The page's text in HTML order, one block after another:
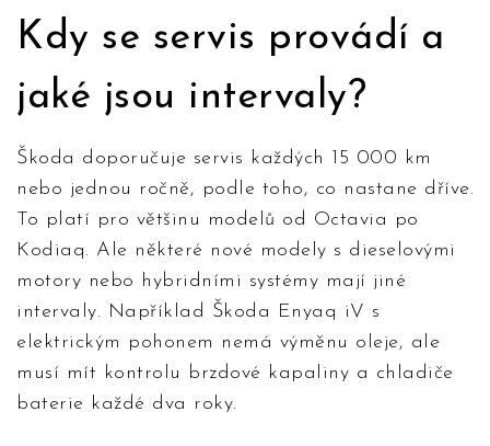
Kdy se servis provádí a
jaké jsou intervaly?
Škoda doporučuje servis každých 15 000 km
nebo jednou ročně, podle toho, co nastane dříve.
To platí pro většinu modelů od Octavia po
Kodiaq. Ale některé nové modely s dieselovými
motory nebo hybridními systémy mají jiné
intervaly. Například Škoda Enyaq iV s
elektrickým pohonem nemá výměnu oleje, ale
musí mít kontrolu brzdové kapaliny a chladiče
baterie každé dva roky.